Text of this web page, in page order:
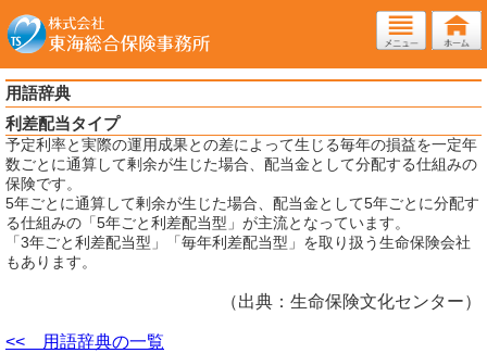
用語辞典
利差配当タイプ
予定利率と実際の運用成果との差によって生じる毎年の損益を一定年
数ごとに通算して剰余が生じた場合、配当金として分配する仕組みの
保険です。
5年ごとに通算して剰余が生じた場合、配当金として5年ごとに分配す
る仕組みの「5年ごと利差配当型」が主流となっています。
「3年ごと利差配当型」「毎年利差配当型」を取り扱う生命保険会社
もあります。
（出典：生命保険文化センター）
<< 用語辞典の一覧